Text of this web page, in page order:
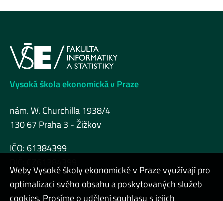
Vysoká škola ekonomická v Praze
nám. W. Churchilla 1938/4
130 67 Praha 3 - Žižkov
IČO: 61384399
Weby Vysoké školy ekonomické v Praze využívají pro
optimalizaci svého obsahu a poskytovaných služeb
cookies. Prosíme o udělení souhlasu s jejich